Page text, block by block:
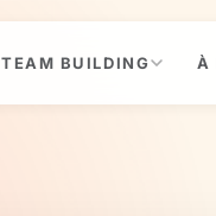
TEAM BUILDING À